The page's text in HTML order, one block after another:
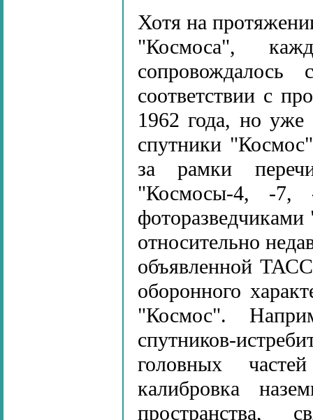
Хотя на
"Космоса",
соответствии с
1962 года, но
спутники
за рамки
"Космосы-4, -
относительно
объявленной
оборонного
"Космос".
спутников-
головных
калибровка
пространства,